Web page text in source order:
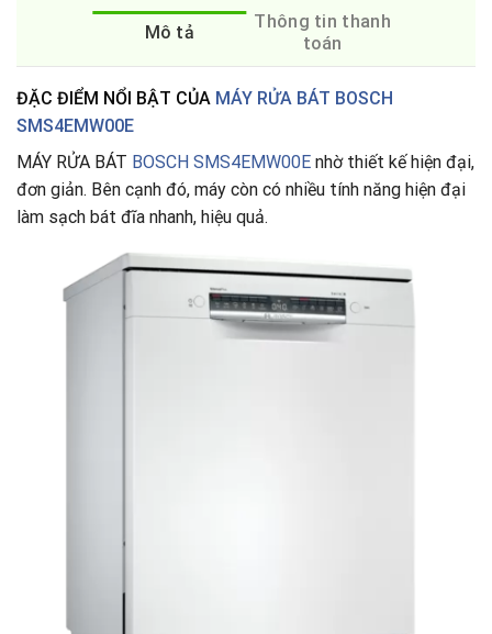
Mô tả
Thông tin thanh
toán
ĐẶC ĐIỂM NỔI BẬT CỦA MÁY RỬA BÁT BOSCH
SMS4EMW00E
MÁY RỬA BÁT BOSCH SMS4EMW00E nhờ thiết kế hiện đại,
đơn giản. Bên cạnh đó, máy còn có nhiều tính năng hiện đại
làm sạch bát đĩa nhanh, hiệu quả.